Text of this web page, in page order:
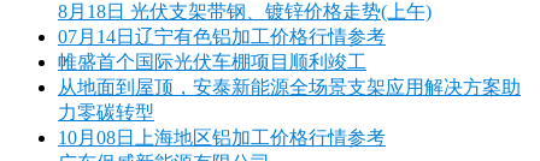
8月18日 光伏支架带钢、镀锌价格走势(上午)
07月14日辽宁有色铝加工价格行情参考
帷盛首个国际光伏车棚项目顺利竣工
从地面到屋顶，安泰新能源全场景支架应用解决方案助
力零碳转型
10月08日上海地区铝加工价格行情参考